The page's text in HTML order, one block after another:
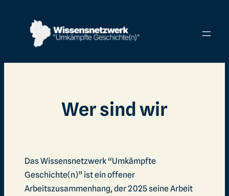
Wer sind wir
Das Wissensnetzwerk “Umkämpfte
Geschichte(n)” ist ein offener
Arbeitszusammenhang, der 2025 seine Arbeit